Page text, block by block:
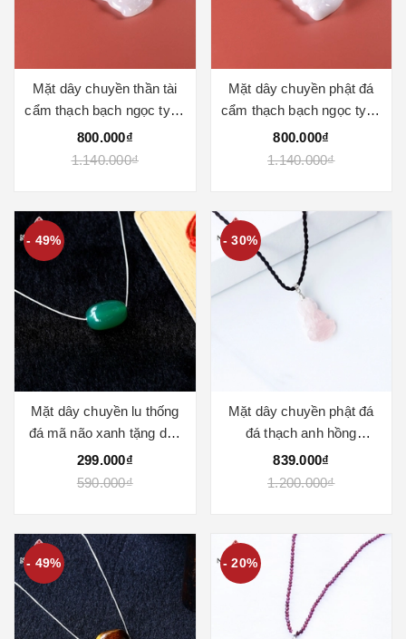
Mặt dây chuyền thần tài
cẩm thạch bạch ngọc type
A
800.000₫
1.140.000₫
Mặt dây chuyền phật đá
cẩm thạch bạch ngọc type
A
800.000₫
1.140.000₫
- 49%
Mặt dây chuyền lu thống
đá mã não xanh tặng dây
bạc
299.000₫
590.000₫
- 30%
Mặt dây chuyền phật đá
đá thạch anh hồng
27x17mm
839.000₫
1.200.000₫
- 49% - 20%